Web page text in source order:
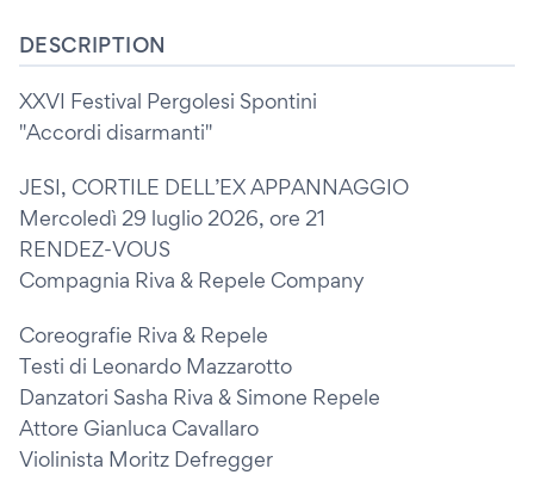
DESCRIPTION
XXVI Festival Pergolesi Spontini
"Accordi disarmanti"
JESI, CORTILE DELL’EX APPANNAGGIO
Mercoledì 29 luglio 2026, ore 21
RENDEZ-VOUS
Compagnia Riva & Repele Company
Coreografie Riva & Repele
Testi di Leonardo Mazzarotto
Danzatori Sasha Riva & Simone Repele
Attore Gianluca Cavallaro
Violinista Moritz Defregger